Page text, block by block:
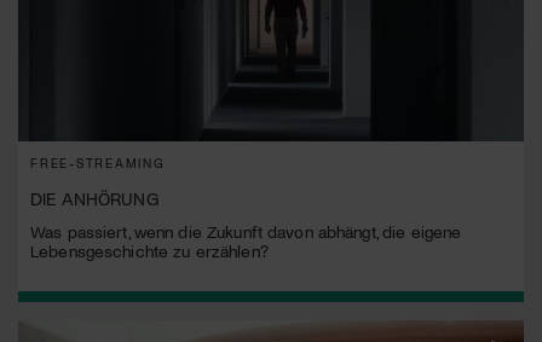
FREE-STREAMING
DIE ANHÖRUNG
Was passiert, wenn die Zukunft davon abhängt, die eigene
Lebensgeschichte zu erzählen?